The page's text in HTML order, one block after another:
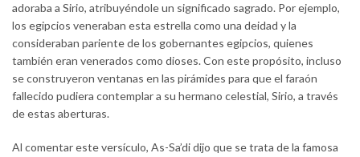
adoraba a Sirio, atribuyéndole un significado sagrado. Por ejemplo,
los egipcios veneraban esta estrella como una deidad y la
consideraban pariente de los gobernantes egipcios, quienes
también eran venerados como dioses. Con este propósito, incluso
se construyeron ventanas en las pirámides para que el faraón
fallecido pudiera contemplar a su hermano celestial, Sirio, a través
de estas aberturas.
Al comentar este versículo, As-Sa’di dijo que se trata de la famosa